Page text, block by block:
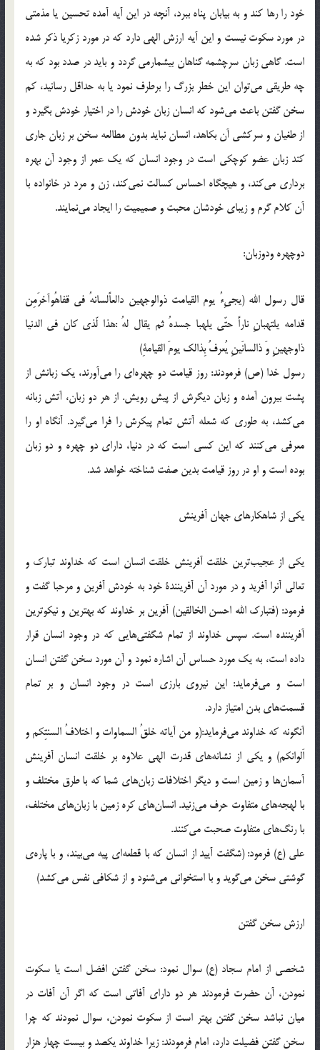
خود را رها کند و به بیابان پناه ببرد، آنچه در این آیه آمده تحسین یا مذمتی
در مورد سکوت نیست و این آیه ارزش الهی دارد که در مورد زکریا ذکر شده
است. گاهی زبان سرچشمه گناهان بیشمارمی گردد و باید در صدد بود که به
چه طریقی می‌توان این خطر بزرگ را برطرف نمود یا به حداقل رسانید، کم
سخن گفتن باعث می‌شود که انسان زبان خودش را در اختیار خودش بگیرد و
از طغیان و سرکشی آن بکاهد، انسان نباید بدون مطالعه سخن بر زبان جاری
کند زبان عضو کوچکی است در وجود انسان که یک عمر از وجود آن بهره
برداری می‌کند، و هیچگاه احساس کسالت نمی‌کند، زن و مرد در خانواده با
آن کلام گرم و زیبای خودشان محبت و صمیمیت را ایجاد می‌نمایند.
دوچهره ودوزبان:
قال رسول الله (یجیِءُ یوم القیامت ذوالوجهین دالعاًلسانهُ فی قفاهُوآخرَمِن
قدامه یلتهبانِ ناراً حتّی یلهبا جسدهُ ثم یقال لهُ :هذا لّذی کان فی الدنیا
ذاوجهینِِ وَ ذالسانَینِ یُعرفُ بِذالک یومَ القیامةِ)
رسول خدا (ص) فرمودند: روز قیامت دو چهره‌ای را می‌آورند، یک زبانش از
پشت بیرون آمده و زبان دیگرش از پیش رویش. از هر دو زبان، آتش زبانه
می‌کشد، به طوری که شعله آتش تمام پیکرش را فرا می‌گیرد. آنگاه او را
معرفی می‌کنند که این کسی است که در دنیا، دارای دو چهره و دو زبان
بوده است و او در روز قیامت بدین صفت شناخته خواهد شد.
یکی از شاهکارهای جهان آفرینش
یکی از عجیب‌ترین خلقت آفرینش خلقت انسان است که خداوند تبارک و
تعالی آنرا آفرید و در مورد آن آفرینندۀ خود به خودش آفرین و مرحبا گفت و
فرمود: (فتبارک الله احسن الخالقین) آفرین بر خداوند که بهترین و نیکوترین
آفریننده است. سپس خداوند از تمام شگفتی‌هایی که در وجود انسان قرار
داده است، به یک مورد حساس آن اشاره نمود و آن مورد سخن گفتن انسان
است و می‌فرماید: این نیروی بارزی است در وجود انسان و بر تمام
قسمت‌های بدن امتیاز دارد.
آنگونه که خداوند می‌فرماید:(و من آیاته خلقُ السماوات و اختلافُ السنتِکم و
اَلوانکم) و یکی از نشانه‌های قدرت الهی علاوه بر خلقت انسان آفرینش
آسمان‌ها و زمین است و دیگر اختلافات زبان‌های شما که با طرق مختلف و
با لهجه‌های متفاوت حرف می‌زنید. انسان‌های کره زمین با زبان‌های مختلف،
با رنگ‌های متفاوت صحبت می‌کنند.
علی (ع) فرمود: (شگفت آیید از انسان که با قطعه‌ای پیه می‌بیند، و با پاره‌ی
گوشتی سخن می‌گوید و با استخوانی می‌شنود و از شکافی نفس می‌کشد)
ارزش سخن گفتن
شخصی از امام سجاد (ع) سوال نمود: سخن گفتن افضل است یا سکوت
نمودن، آن حضرت فرمودند هر دو دارای آفاتی است که اگر آن آفات در
میان نباشد سخن گفتن بهتر است از سکوت نمودن، سوال نمودند که چرا
سخن گفتن فضیلت دارد، امام فرمودند: زیرا خداوند یکصد و بیست چهار هزار